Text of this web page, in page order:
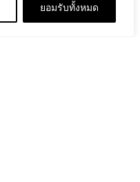
ยอมรับทั้งหมด